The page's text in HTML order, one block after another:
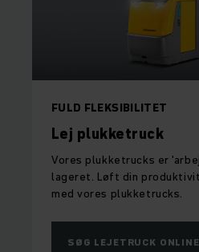
FULD FLEKSIBILITET
Lej plukketruck
Vores plukketrucks er
lageret. Løft din
med vores plukketrucks.
SØG LEJETRUCK ONLINE